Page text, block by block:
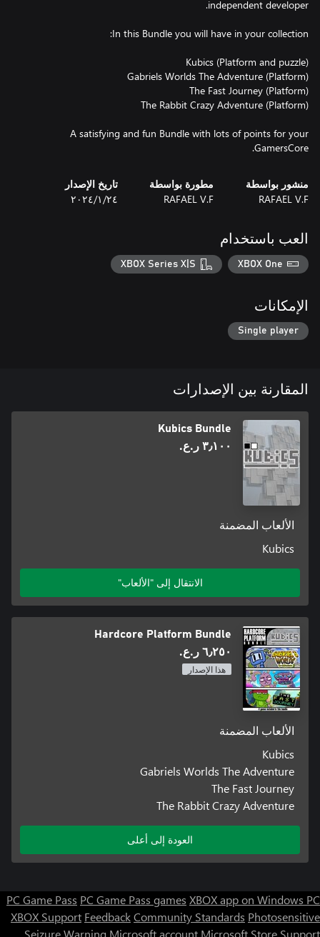
A satisfying and fun Bundle with lots of points for your
GamersCore.
منشور بواسطة
RAFAEL V.F
مطورة بواسطة
RAFAEL V.F
تاريخ الإصدار
٢٤‏/١‏/٢٠٢٤
العب باستخدام
XBOX One
XBOX Series X|S
الإمكانات
Single player
المقارنة بين الإصدارات
Kubics Bundle
٣٫١٠٠ ر.ع.‏
الألعاب المضمنة
Kubics
الانتقال إلى "الألعاب"
Hardcore Platform Bundle
٦٫٢٥٠ ر.ع.‏
هذا الإصدار
الألعاب المضمنة
Kubics
Gabriels Worlds The Adventure
The Fast Journey
The Rabbit Crazy Adventure
العودة إلى أعلى
PC Game Pass PC Game Pass games XBOX app on Windows PC
XBOX Support FeedbackCommunity Standards Photosensitive
Seizure Warning Microsoft account Microsoft Store Support